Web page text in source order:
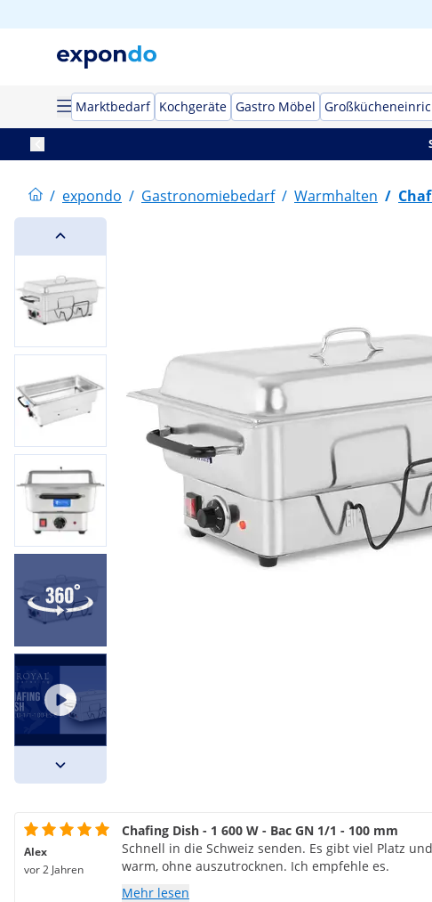
Marktbedarf Kochgeräte Gastro Möbel
/ expondo / Gastronomiebedarf / Warmhalten /
Alex
vor 2 Jahren
Chafing Dish - 1 600 W - Bac GN 1/1 - 100 mm
Schnell in die Schweiz senden. Es gibt viel Platz
warm, ohne auszutrocknen. Ich empfehle es.
Mehr lesen